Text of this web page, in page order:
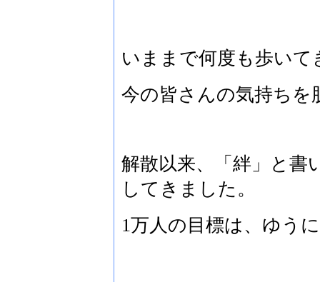
いままで何度も歩いて
今の皆さんの気持ちを
解散以来、「絆」と書
してきました。
1万人の目標は、ゆう